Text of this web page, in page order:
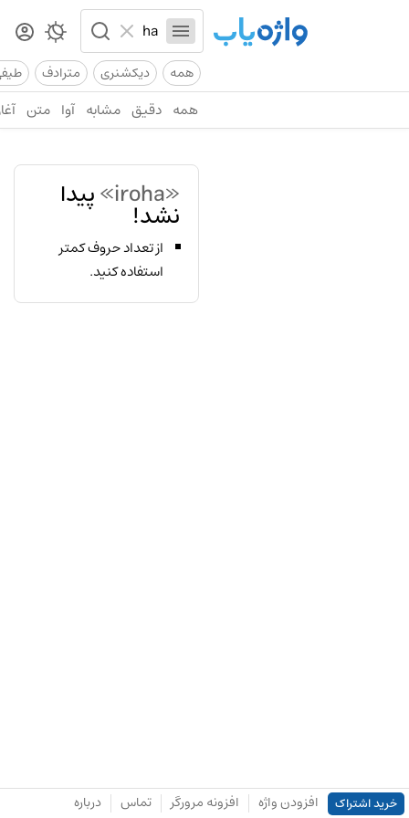
همه دیکشنری مترادف
همه دقیق مشابه آوا متن
«iroha» پیدا
نشد!
از تعداد حروف کمتر
استفاده کنید.
خرید اشتراک افزودن واژه افزونه مرورگر تماس درباره